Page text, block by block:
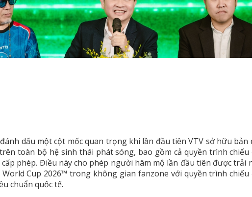
dấu một cột mốc quan trọng khi lần đầu tiên VTV sở hữu bản
toàn bộ hệ sinh thái phát sóng, bao gồm cả quyền trình chiếu
cấp phép. Điều này cho phép người hâm mộ lần đầu tiên được trải
World Cup 2026™ trong không gian fanzone với quyền trình chiếu
chuẩn quốc tế.